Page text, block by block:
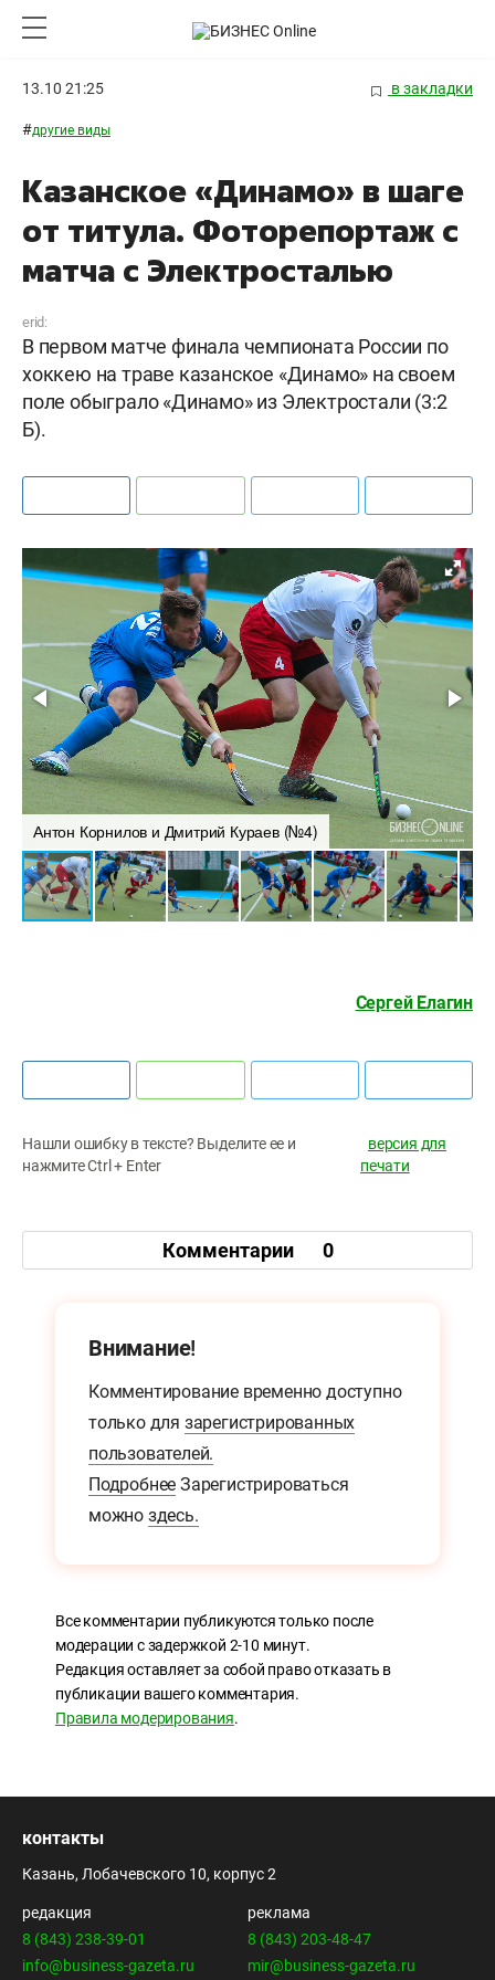
13.10 21:25 в закладки
#другие виды
Казанское «Динамо» в шаге
от титула. Фоторепортаж с
матча с Электросталью
erid:
В первом матче финала чемпионата России по
хоккею на траве казанское «Динамо» на своем
поле обыграло «Динамо» из Электростали (3:2
Б).
Антон Корнилов и Дмитрий Кураев (№4)
Сергей Елагин
Нашли ошибку в тексте? Выделите ее и
нажмите Ctrl + Enter
версия для
печати
Комментарии 0
Внимание!
Комментирование временно доступно
только для зарегистрированных
пользователей.
Подробнее Зарегистрироваться
можно здесь.
Все комментарии публикуются только после
модерации с задержкой 2-10 минут.
Редакция оставляет за собой право отказать в
публикации вашего комментария.
Правила модерирования.
контакты
Казань, Лобачевского 10, корпус 2
редакция
8 (843) 238-39-01
info@business-gazeta.ru
реклама
8 (843) 203-48-47
mir@business-gazeta.ru